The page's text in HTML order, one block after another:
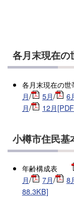
各月末現在の
各月末現在の世
月/ 5月/ 6
月/ 12月
小樽市住民基
年齢構成表
月/ 7月/ 8
88.3KB]